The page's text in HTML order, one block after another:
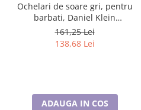
Ochelari de soare gri, pentru
barbati, Daniel Klein
Sunglasses, DK3251-3
161,25 Lei
138,68 Lei
ADAUGA IN COS